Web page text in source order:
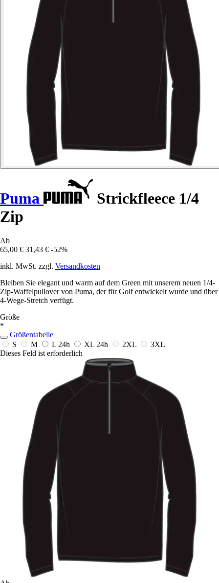
Puma
Strickfleece 1/4
Zip
Ab
65,00 € 31,43 € -52%
inkl. MwSt. zzgl. Versandkosten
Bleiben Sie elegant und warm auf dem Green mit unserem neuen 1/4-
Zip-Waffelpullover von Puma, der für Golf entwickelt wurde und über
4-Wege-Stretch verfügt.
Größe
*
Größentabelle
S
M L 24h XL 24h 2XL
3XL
Dieses Feld ist erforderlich